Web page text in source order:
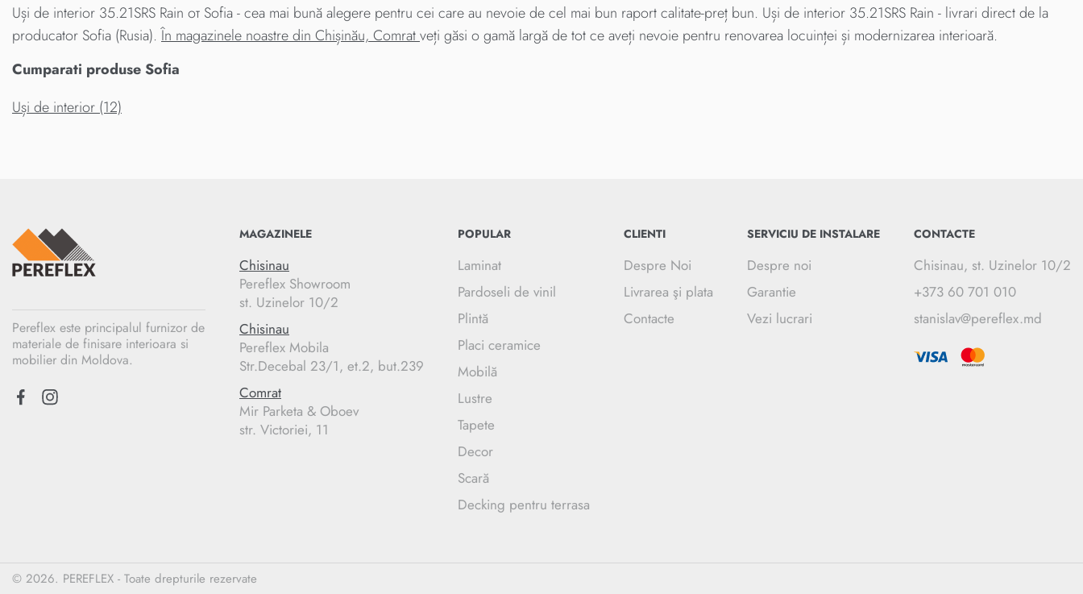
Uși de interior 35.21SRS Rain от Sofia - cea mai bună alegere pentru cei care au nevoie de cel mai bun raport calitate-preț bun. Uși de interior 35.21SRS Rain - livrari direct de la
producator Sofia (Rusia).În magazinele noastre din Chișinău, Comratveți găsi o gamă largă de tot ce aveți nevoie pentru renovarea locuinței și modernizarea interioară.
Cumparati produse Sofia
Uși de interior (12)
Pereflex este principalul furnizor de
materiale de finisare interioara si
mobilier din Moldova.
MAGAZINELE
Chisinau
Pereflex Showroom
st. Uzinelor 10/2
Chisinau
Pereflex Mobila
Str.Decebal 23/1, et.2, but.239
Comrat
Mir Parketa & Oboev
str. Victoriei, 11
POPULAR
Laminat
Pardoseli de vinil
Plintă
Placi ceramice
Mobilă
Lustre
Tapete
Decor
Scară
Decking pentru terrasa
CLIENTI
Despre Noi
Livrarea şi plata
Contacte
SERVICIU DE INSTALARE
Despre noi
Garantie
Vezi lucrari
CONTACTE
Chisinau, st. Uzinelor 10/2
+373 60 701 010
stanislav@pereflex.md
© 2026. PEREFLEX - Toate drepturile rezervate